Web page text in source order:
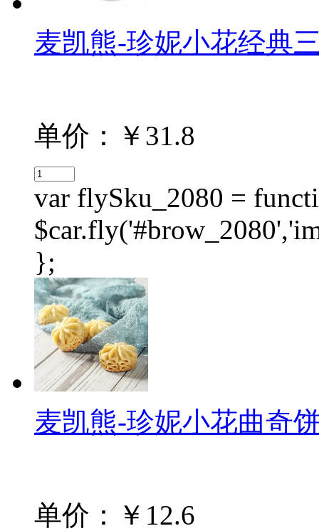
麦凯熊-珍妮小花经典
单价：￥31.8
var flySku_2080 =
};
麦凯熊-珍妮小花曲奇
单价：￥12.6